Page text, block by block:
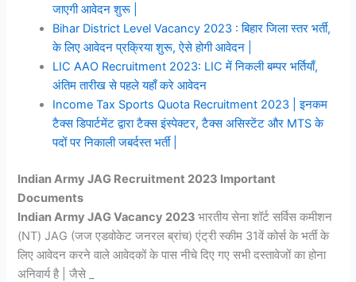
जाएगी आवेदन शुरू |
Bihar District Level Vacancy 2023 : बिहार जिला स्तर भर्ती,
के लिए आवेदन प्रक्रिया शुरू, ऐसे होगी आवेदन |
LIC AAO Recruitment 2023: LIC में निकली बम्पर भर्तियाँ,
अंतिम तारीख से पहले यहाँ करे आवेदन
Income Tax Sports Quota Recruitment 2023 | इनकम
टैक्स डिपार्टमेंट द्वारा टैक्स इंस्पेक्टर, टैक्स असिस्टेंट और MTS के
पदों पर निकाली जबर्दस्त भर्ती |
Indian Army JAG Recruitment 2023 Important
Documents
Indian Army JAG Vacancy 2023भारतीय सेना शॉर्ट सर्विस कमीशन
(NT) JAG (जज एडवोकेट जनरल ब्रांच) एंट्री स्कीम 31वें कोर्स के भर्ती के
लिए आवेदन करने वाले आवेदकों के पास नीचे दिए गए सभी दस्तावेजों का होना
अनिवार्य है | जैसे _